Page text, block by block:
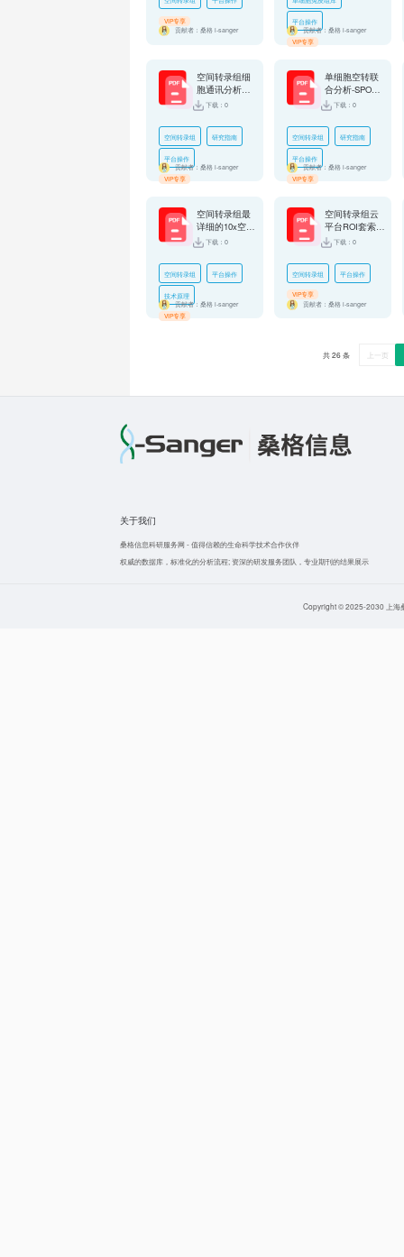
VIP专享
贡献者：桑格 i-sanger
平台操作
VIP专享
贡献者：桑格 i-sanger
空间转录组细
胞通讯分析结
果解读 及数据
挖掘思路
下载：0
空间转录组 研究指南
平台操作
VIP专享
贡献者：桑格 i-sanger
单细胞空转联
合分析-SPOTlig
ht分析 结果解
读及数据挖掘
思路
下载：0
空间转录组 研究指南
平台操作
VIP专享
贡献者：桑格 i-sanger
空间转录组最
详细的10x空间
转录组summar
y网页报告解读
下载：0
空间转录组 平台操作
技术原理
VIP专享
贡献者：桑格 i-sanger
空间转录组云
平台ROI套索功
能操作指南
下载：0
空间转录组 平台操作
VIP专享
贡献者：桑格 i-sanger
共 26 条 上一页
关于我们
桑格信息科研服务网 -值得信赖的生命科学技术合作伙伴
权威的数据库，标准化的分析流程;资深的研发服务团队，专业期刊的结果展示
Copyright © 2025-2030 上海